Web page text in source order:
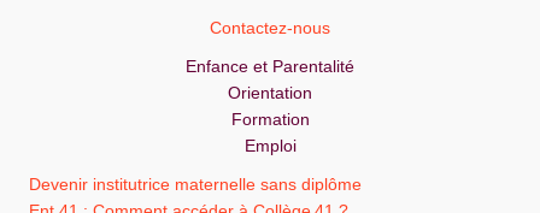
Contactez-nous
Enfance et Parentalité
Orientation
Formation
Emploi
Devenir institutrice maternelle sans diplôme